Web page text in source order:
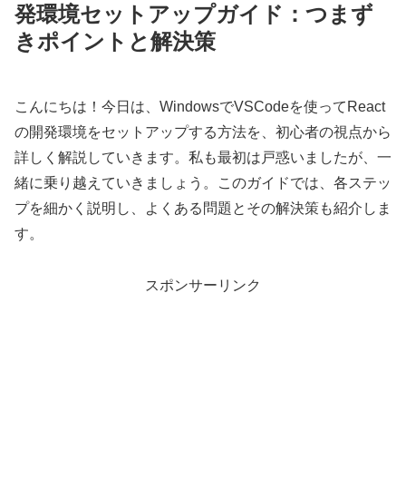
発環境セットアップガイド：つまず
きポイントと解決策
こんにちは！今日は、WindowsでVSCodeを使ってReact
の開発環境をセットアップする方法を、初心者の視点から
詳しく解説していきます。私も最初は戸惑いましたが、一
緒に乗り越えていきましょう。このガイドでは、各ステッ
プを細かく説明し、よくある問題とその解決策も紹介しま
す。
スポンサーリンク